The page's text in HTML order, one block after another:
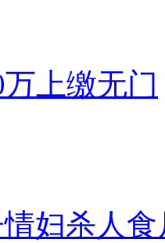
上缴无门
妇杀人食